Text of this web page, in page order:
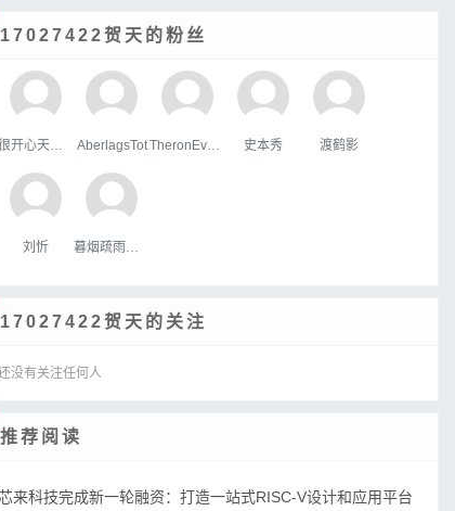
17027422贺天的粉丝
AberlagsTot 史本秀 渡鹤影
刘忻
17027422贺天的关注
没有关注任何人
推荐阅读
芯来科技完成新一轮融资：打造一站式RISC-V设计和应用平台